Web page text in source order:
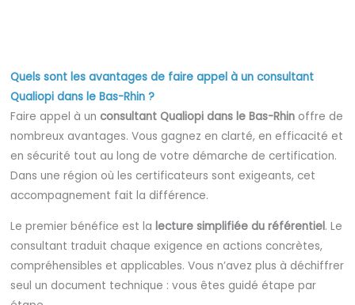
Quels sont les avantages de faire appel à un consultant
Qualiopi dans le Bas-Rhin ?
Faire appel à unconsultant Qualiopi dans le Bas-Rhin offre de
nombreux avantages. Vous gagnez en clarté, en efficacité et
en sécurité tout au long de votre démarche de certification.
Dans une région où les certificateurs sont exigeants, cet
accompagnement fait la différence.
Le premier bénéfice est lalecture simplifiée du référentiel. Le
consultant traduit chaque exigence en actions concrètes,
compréhensibles et applicables. Vous n’avez plus à déchiffrer
seul un document technique : vous êtes guidé étape par